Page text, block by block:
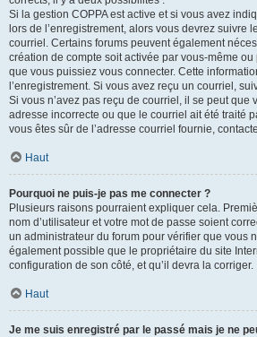
Si la gestion COPPA est active et si vous avez
lors de l’enregistrement, alors vous devrez suivre
courriel. Certains forums peuvent également
création de compte soit activée par vous-même
que vous puissiez vous connecter. Cette
l’enregistrement. Si vous avez reçu un courriel,
Si vous n’avez pas reçu de courriel, il se peut que
adresse incorrecte ou que le courriel ait été traité
vous êtes sûr de l’adresse courriel fournie,
Haut
Pourquoi ne puis-je pas me connecter ?
Plusieurs raisons pourraient expliquer cela.
nom d’utilisateur et votre mot de passe soient
un administrateur du forum pour vérifier que vous
également possible que le propriétaire du site
configuration de son côté, et qu’il devra la corriger.
Haut
Je me suis enregistré par le passé mais je ne